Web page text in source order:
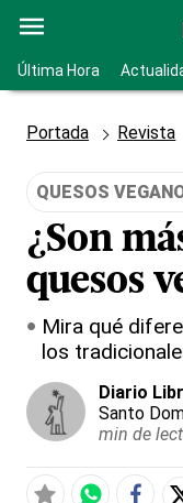
Última Hora
Portada Revista
QUESOS
¿Son
quesos
Mira qué
los
Diario
Santo
min de